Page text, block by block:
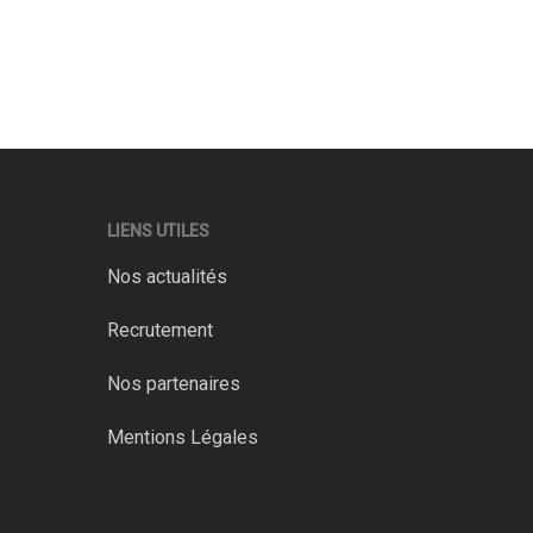
LIENS UTILES
Nos actualités
Recrutement
Nos partenaires
Mentions Légales